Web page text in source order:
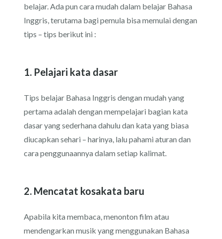
belajar. Ada pun cara mudah dalam belajar Bahasa
Inggris, terutama bagi pemula bisa memulai dengan
tips – tips berikut ini :
1. Pelajari kata dasar
Tips belajar Bahasa Inggris dengan mudah yang
pertama adalah dengan mempelajari bagian kata
dasar yang sederhana dahulu dan kata yang biasa
diucapkan sehari – harinya, lalu pahami aturan dan
cara penggunaannya dalam setiap kalimat.
2. Mencatat kosakata baru
Apabila kita membaca, menonton film atau
mendengarkan musik yang menggunakan Bahasa